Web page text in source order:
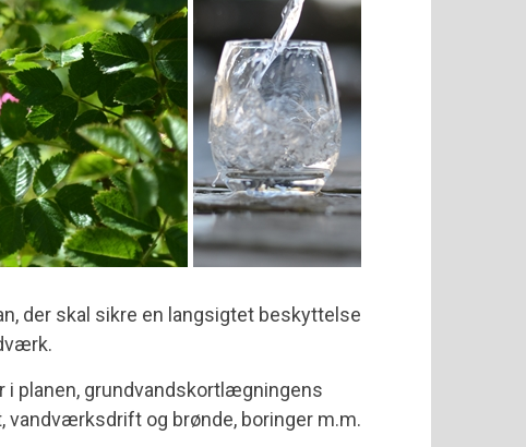
der skal sikre en langsigtet beskyttelse
i planen, grundvandskortlægningens
vandværksdrift og brønde, boringer m.m.